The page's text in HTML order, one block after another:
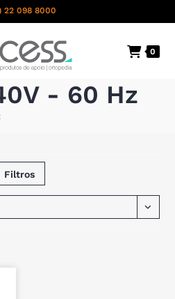
22 098 8000
0
- 60 Hz
Filtros